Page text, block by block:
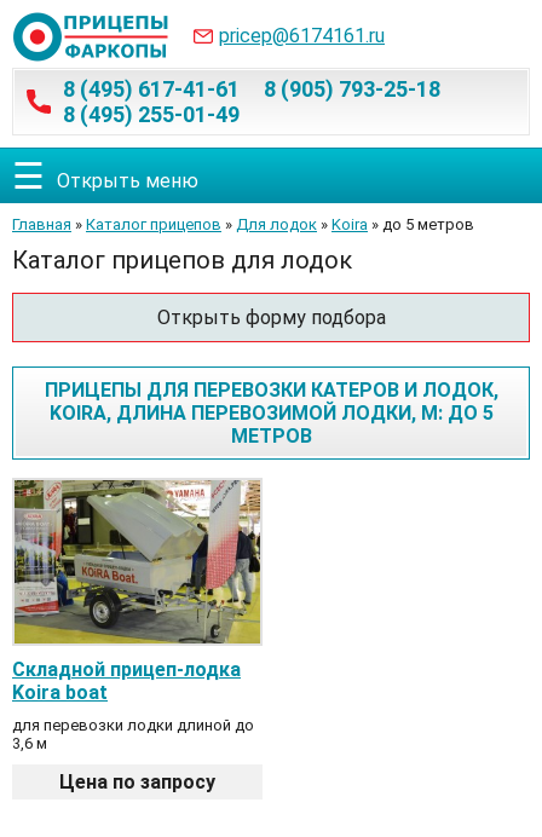
pricep@6174161.ru
8 (495) 617-41-61
8 (905) 793-25-18
8 (495) 255-01-49
☰ Открыть меню
Главная » Каталог прицепов » Для лодок » Koira » до 5 метров
Каталог прицепов для лодок
Открыть форму подбора
ПРИЦЕПЫ ДЛЯ ПЕРЕВОЗКИ КАТЕРОВ И ЛОДОК,
KOIRA, ДЛИНА ПЕРЕВОЗИМОЙ ЛОДКИ, М: ДО 5
МЕТРОВ
Складной прицеп-лодка
Koira boat
для перевозки лодки длиной до
3,6 м
Цена по запросу